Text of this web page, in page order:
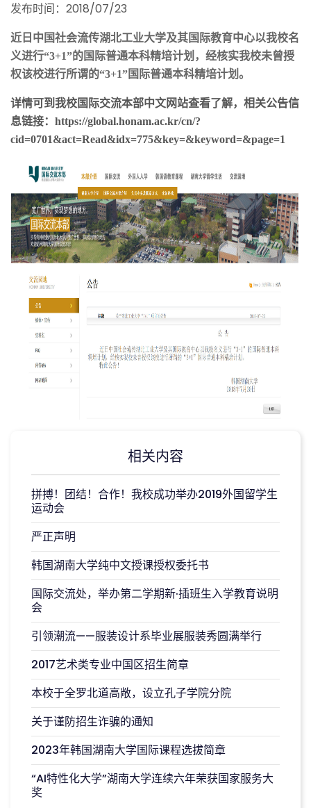
发布时间：2018/07/23
近日中国社会流传湖北工业大学及其国际教育中心以我校名
义进行“3+1”的国际普通本科精培计划，经核实我校未曾授
权该校进行所谓的“3+1”国际普通本科精培计划。
详情可到我校国际交流本部中文网站查看了解，相关公告信
息链接： https://global.honam.ac.kr/cn/?
cid=0701&act=Read&idx=775&key=&keyword=&page=1
相关内容
拼搏！团结！合作！我校成功举办2019外国留学生
运动会
严正声明
韩国湖南大学纯中文授课授权委托书
国际交流处，举办第二学期新·插班生入学教育说明
会
引领潮流——服装设计系毕业展服装秀圆满举行
2017艺术类专业中国区招生简章
本校于全罗北道高敞，设立孔子学院分院
关于谨防招生诈骗的通知
2023年韩国湖南大学国际课程选拔简章
“AI特性化大学”湖南大学连续六年荣获国家服务大
奖